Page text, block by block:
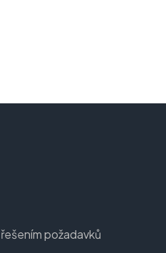
požadavků